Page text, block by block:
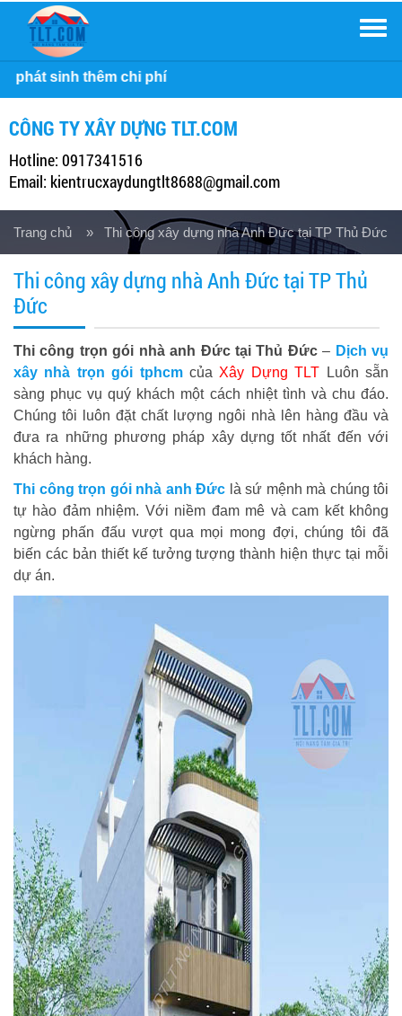
CÔNG TY XÂY DỰNG TLT.COM
Hotline: 0917341516
Email: kientrucxaydungtlt8688@gmail.com
Trang chủ » Thi công xây dựng nhà Anh Đức tại TP Thủ Đức
Thi công xây dựng nhà Anh Đức tại TP Thủ
Đức
Thi công trọn gói nhà anh Đức tại Thủ Đức– Dịch vụ
xây nhà trọn gói tphcmcủa Xây Dựng TLT Luôn sẵn
sàng phục vụ quý khách một cách nhiệt tình và chu đáo.
Chúng tôi luôn đặt chất lượng ngôi nhà lên hàng đầu và
đưa ra những phương pháp xây dựng tốt nhất đến với
khách hàng.
Thi công trọn gói nhà anh Đức là sứ mệnh mà chúng tôi
tự hào đảm nhiệm. Với niềm đam mê và cam kết không
ngừng phấn đấu vượt qua mọi mong đợi, chúng tôi đã
biến các bản thiết kế tưởng tượng thành hiện thực tại mỗi
dự án.